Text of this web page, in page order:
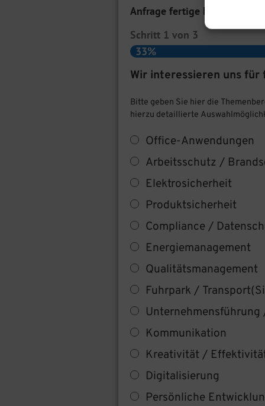
Anfrage fertige E-Learnings
Schritt 1 von 3
33%
Wir interessieren uns
Bitte geben Sie hier die
hierzu detaillierte
Office-Anwendungen
Arbeitsschutz /
Elektrosicherheit
Produktsicherheit
Compliance /
Energiemanagement
Qualitätsmanagement
Fuhrpark /
Unternehmensführung
Kommunikation
Kreativität /
Digitalisierung
Persönliche